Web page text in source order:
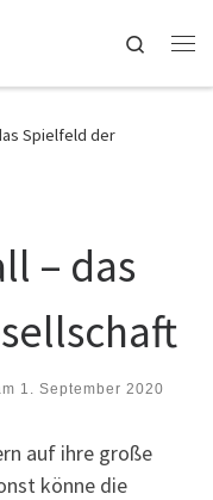
Search
Spielfeld der
– das
1. September 2020
auf ihre große
könne die